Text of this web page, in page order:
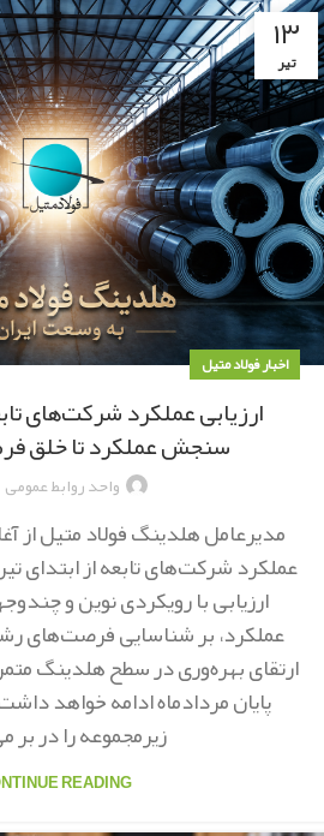
۱۳
تیر
اخبار فولاد متیل
ارزیابی عملکرد شرکت‌های
سنجش عملکرد تا خلق
واحد روابط عمومی
مدیرعامل هلدینگ فولاد متیل از
عملکرد شرکت‌های تابعه از ابتدای
ارزیابی با رویکردی نوین و
عملکرد، بر شناسایی فرصت‌های
ارتقای بهره‌وری در سطح هلدینگ
پایان مردادماه ادامه خواهد
زیرمجموعه را در بر
READING